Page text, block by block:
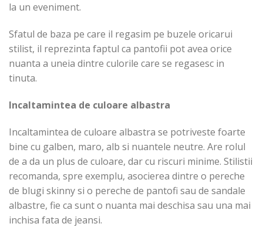
la un eveniment.
Sfatul de baza pe care il regasim pe buzele oricarui
stilist, il reprezinta faptul ca pantofii pot avea orice
nuanta a uneia dintre culorile care se regasesc in
tinuta.
Incaltamintea de culoare albastra
Incaltamintea de culoare albastra se potriveste foarte
bine cu galben, maro, alb si nuantele neutre. Are rolul
de a da un plus de culoare, dar cu riscuri minime. Stilistii
recomanda, spre exemplu, asocierea dintre o pereche
de blugi skinny si o pereche de pantofi sau de sandale
albastre, fie ca sunt o nuanta mai deschisa sau una mai
inchisa fata de jeansi.